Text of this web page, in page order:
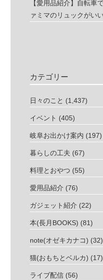
【愛用品紹介】自転車
ァミマのリュックがい
カテゴリー
日々のこと (1,437)
イベント (405)
岐阜お出かけ案内 (197)
暮らしの工夫 (67)
料理とおやつ (55)
愛用品紹介 (76)
ガジェット紹介 (22)
本(長月BOOKS) (81)
note(オゼキカナコ) (32)
猫(おもちとベルカ) (17)
ライブ配信 (56)